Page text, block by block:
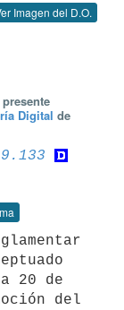
Imagen del D.O.
Digital de
20 de
del